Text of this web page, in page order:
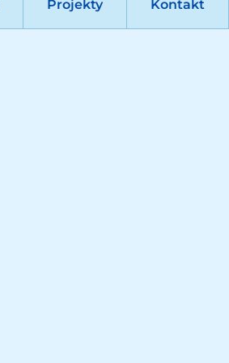
Projekty Kontakt